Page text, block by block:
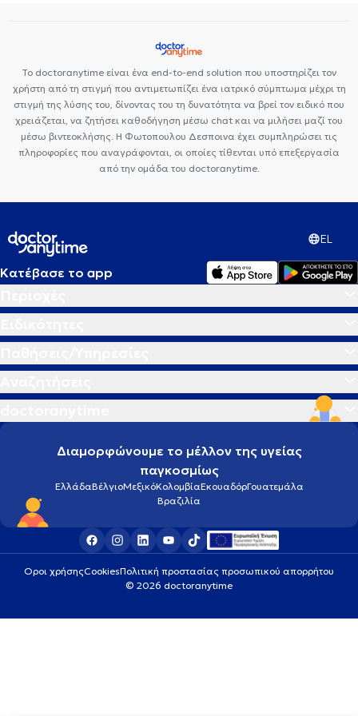
Το doctoranytime είναι ένα end-to-end solution που υποστηρίζει τον
χρήστη από τη στιγμή που αντιμετωπίζει ένα ιατρικό σύμπτωμα μέχρι τη
στιγμή της λύσης του, δίνοντας του τη δυνατότητα να βρεί τον ειδικό που
χρειάζεται, να ζητήσει καθοδήγηση μέσω chat και να μιλήσει μαζί του
μέσω βιντεοκλήσης. Η Φωτοπουλου Δεσποινα έχει συμπληρώσει τις
πληροφορίες που αναγράφονται, οι οποίες τίθενται υπό επεξεργασία
από την ομάδα του doctoranytime.
EL
Κατέβασε το app
Διαμορφώνουμε το μέλλον της υγείας
παγκοσμίως
ΕλλάδαΒέλγιοΜεξικόΚολομβίαΕκουαδόρΓουατεμάλα
Βραζιλία
Οροι χρήσηςCookiesΠολιτική προστασίας προσωπικού απορρήτου
© 2026 doctoranytime